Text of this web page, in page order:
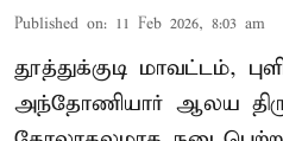
Published on: 11 Feb 2026, 8:03 am
தூத்துக்குடி மாவட்டம்,
அந்தோணியார் ஆலய